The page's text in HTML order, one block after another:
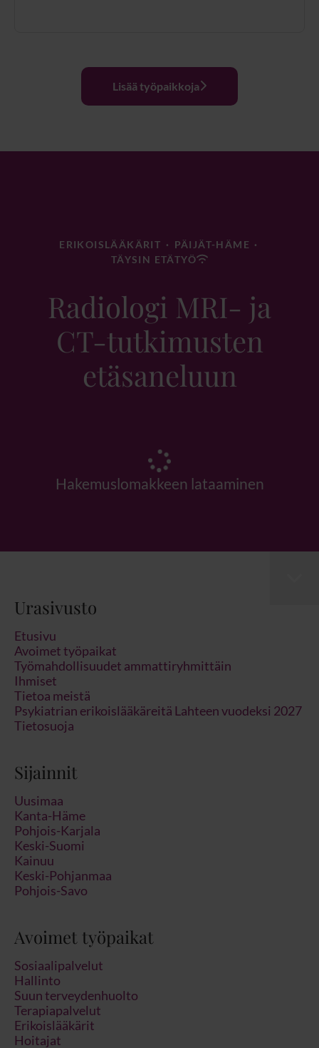
Lisää työpaikkoja
ERIKOISLÄÄKÄRIT · PÄIJÄT-HÄME ·
TÄYSIN ETÄTYÖ
Radiologi MRI- ja
CT-tutkimusten
etäsaneluun
Hakemuslomakkeen lataaminen
Urasivusto
Etusivu
Avoimet työpaikat
Työmahdollisuudet ammattiryhmittäin
Ihmiset
Tietoa meistä
Psykiatrian erikoislääkäreitä Lahteen vuodeksi 2027
Tietosuoja
Sijainnit
Uusimaa
Kanta-Häme
Pohjois-Karjala
Keski-Suomi
Kainuu
Keski-Pohjanmaa
Pohjois-Savo
Avoimet työpaikat
Sosiaalipalvelut
Hallinto
Suun terveydenhuolto
Terapiapalvelut
Erikoislääkärit
Hoitajat